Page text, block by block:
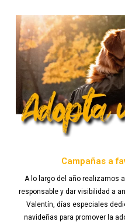
Campañas a
A lo largo del año realizamos
responsable y dar visibilidad a
Valentín, días especiales
navideñas para promover la